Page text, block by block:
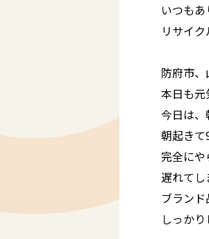
いつもあ
リサイ
防府市、
本日も
今日は、
朝起きて
完全にや
遅れて
ブラン
しっか